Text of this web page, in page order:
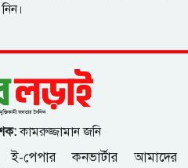
নিন।
কামরুজ্জামান জনি
ই-পেপার কনভার্টার
আমাদের